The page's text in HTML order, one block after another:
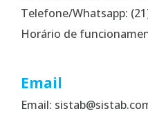
Telefone/Whatsapp:
Horário de
Email
Email: